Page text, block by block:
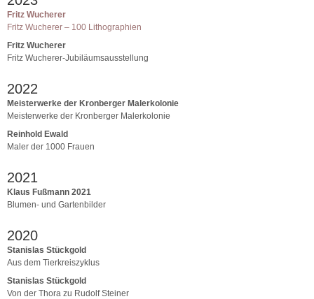
Fritz Wucherer
Fritz Wucherer – 100 Lithographien
Fritz Wucherer
Fritz Wucherer-Jubiläumsausstellung
2022
Meisterwerke der Kronberger Malerkolonie
Meisterwerke der Kronberger Malerkolonie
Reinhold Ewald
Maler der 1000 Frauen
2021
Klaus Fußmann 2021
Blumen- und Gartenbilder
2020
Stanislas Stückgold
Aus dem Tierkreiszyklus
Stanislas Stückgold
Von der Thora zu Rudolf Steiner